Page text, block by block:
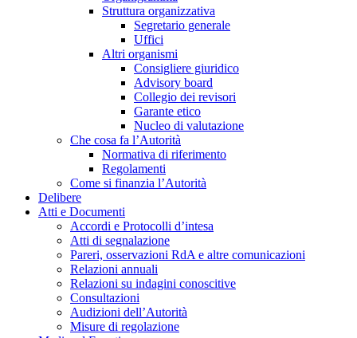
Struttura organizzativa
Segretario generale
Uffici
Altri organismi
Consigliere giuridico
Advisory board
Collegio dei revisori
Garante etico
Nucleo di valutazione
Che cosa fa l’Autorità
Normativa di riferimento
Regolamenti
Come si finanzia l’Autorità
Delibere
Atti e Documenti
Accordi e Protocolli d’intesa
Atti di segnalazione
Pareri, osservazioni RdA e altre comunicazioni
Relazioni annuali
Relazioni su indagini conoscitive
Consultazioni
Audizioni dell’Autorità
Misure di regolazione